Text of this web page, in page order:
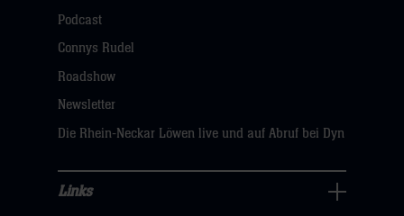
öffnen,
dann
hier
Podcast
Connys Rudel
Roadshow
Newsletter
Die Rhein-Neckar Löwen live und auf Abruf bei Dyn
Links